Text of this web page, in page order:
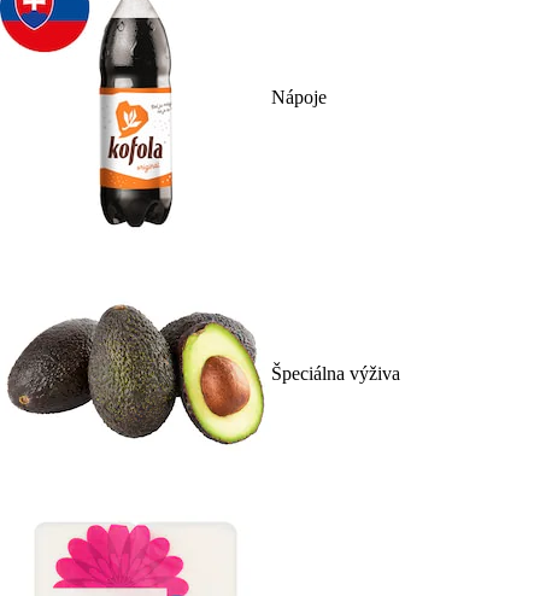
Nápoje
Špeciálna výživa